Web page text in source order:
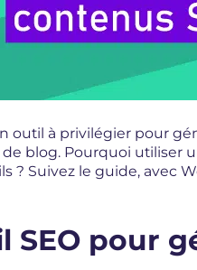
outil à privilégier pour
blog. Pourquoi utiliser
? Suivez le guide, avec
SEO pour